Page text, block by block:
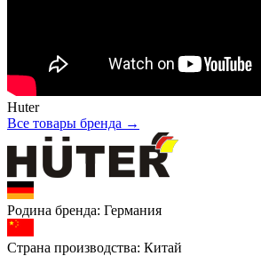
Huter
Все товары бренда →
Родина бренда: Германия
Страна производства: Китай